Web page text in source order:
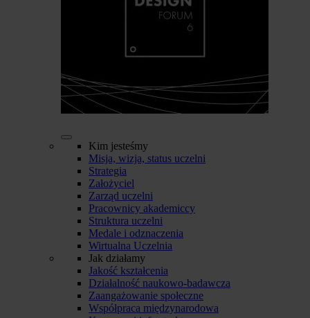
Kim jesteśmy
Misja, wizja, status uczelni
Strategia
Założyciel
Zarząd uczelni
Pracownicy akademiccy
Struktura uczelni
Medale i odznaczenia
Wirtualna Uczelnia
Jak działamy
Jakość kształcenia
Działalność naukowo-badawcza
Zaangażowanie społeczne
Współpraca międzynarodowa